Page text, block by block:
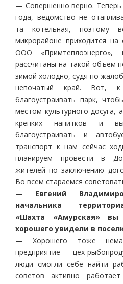
— Совершенно верно. Теперь
года, ведомство не
та котельная, поэтому
микрорайоне приходится на
ООО
рассчитаны на такой объем
зимой холодно, судя по
непочатый край. Вот, к
благоустраивать парк,
местом культурного досуга,
крепких напитков и
благоустраивать и
транспорт к нам сейчас
планируем провести в
жителей по заключению
Во всем стараемся
— Евгений
начальника
«Шахта «Амурская»
хорошего увидели в
— Хорошего тоже
предприятие — цех
люди смогли себе найти
советов активно